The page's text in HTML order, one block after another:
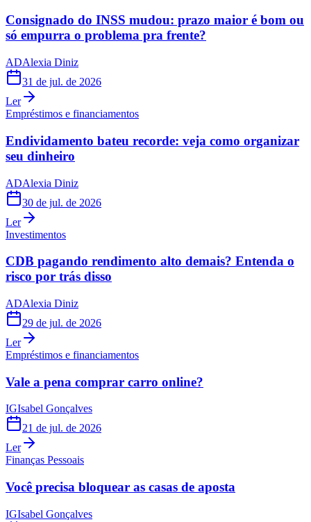
Consignado do INSS mudou: prazo maior é bom ou
só empurra o problema pra frente?
ADAlexia Diniz
31 de jul. de 2026
Ler
Empréstimos e financiamentos
Endividamento bateu recorde: veja como organizar
seu dinheiro
ADAlexia Diniz
30 de jul. de 2026
Ler
Investimentos
CDB pagando rendimento alto demais? Entenda o
risco por trás disso
ADAlexia Diniz
29 de jul. de 2026
Ler
Empréstimos e financiamentos
Vale a pena comprar carro online?
IGIsabel Gonçalves
21 de jul. de 2026
Ler
Finanças Pessoais
Você precisa bloquear as casas de aposta
IGIsabel Gonçalves